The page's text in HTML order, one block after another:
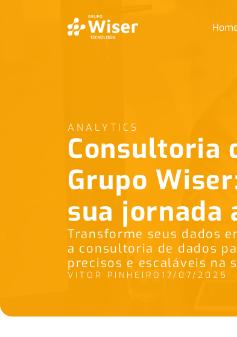
ANALYTICS
Consultoria
Grupo
sua jornada
Transforme seus dados
a consultoria de dados
precisos e escaláveis na
VITOR PINHEIRO 17/07/2025